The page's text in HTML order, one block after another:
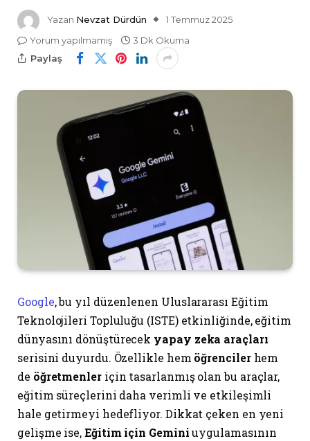
Yazan Nevzat Dürdün
1 Temmuz 2025
Yorum yapılmamış
3 Dk Okuma
Paylaş
Google, bu yıl düzenlenen Uluslararası Eğitim
Teknolojileri Topluluğu (ISTE) etkinliğinde, eğitim
dünyasını dönüştürecek yapay zeka araçları
serisini duyurdu. Özellikle hem öğrencilerhem
de öğretmenleriçin tasarlanmış olan bu araçlar,
eğitim süreçlerini daha verimli ve etkileşimli
hale getirmeyi hedefliyor. Dikkat çeken en yeni
gelişme ise,Eğitim için Geminiuygulamasının